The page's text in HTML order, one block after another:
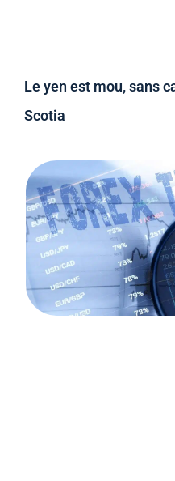
Le yen est mou, sans
Scotia